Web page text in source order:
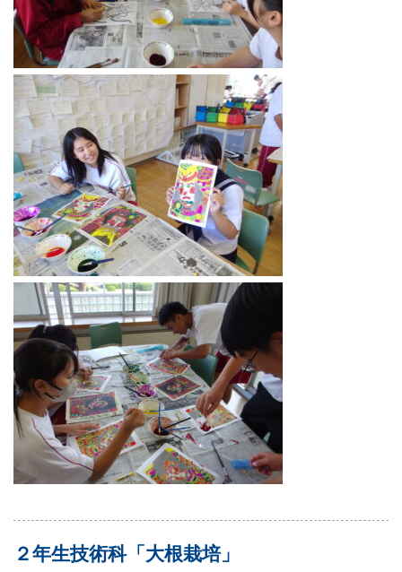
２年生技術科「大根栽培」